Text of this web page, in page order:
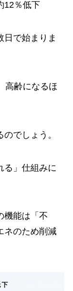
12％低下
日で始まりま
高齢になるほ
でしょう。
る」仕組みに
機能は「不
ネのため削減